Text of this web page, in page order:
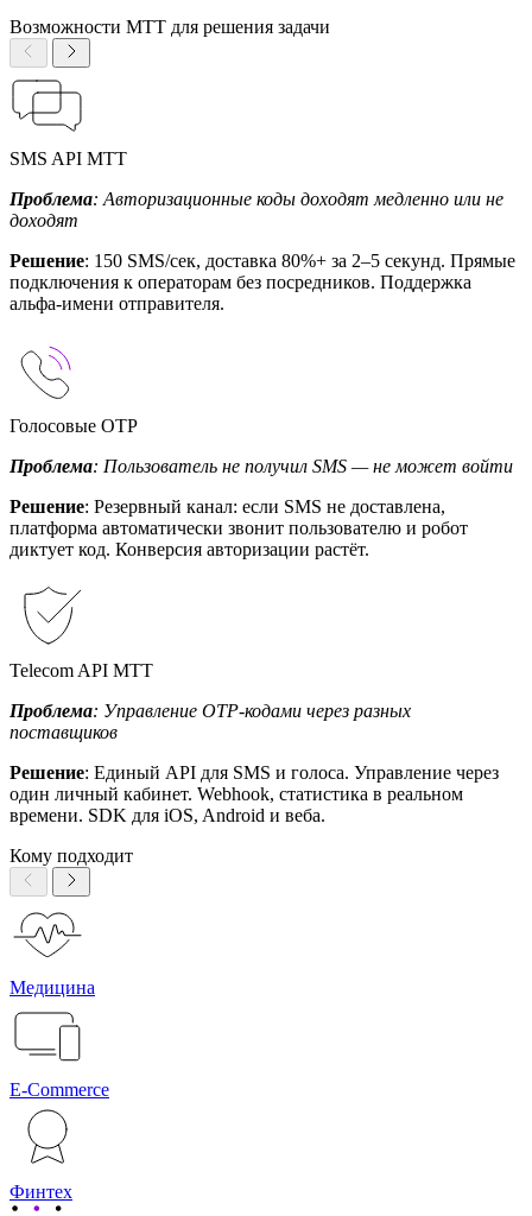
Возможности МТТ для решения задачи
SMS API МТТ
Проблема: Авторизационные коды доходят медленно или не
доходят
Решение: 150 SMS/сек, доставка 80%+ за 2–5 секунд. Прямые
подключения к операторам без посредников. Поддержка
альфа-имени отправителя.
Голосовые OTP
Проблема: Пользователь не получил SMS — не может войти
Решение: Резервный канал: если SMS не доставлена,
платформа автоматически звонит пользователю и робот
диктует код. Конверсия авторизации растёт.
Telecom API МТТ
Проблема: Управление OTP-кодами через разных
поставщиков
Решение: Единый API для SMS и голоса. Управление через
один личный кабинет. Webhook, статистика в реальном
времени. SDK для iOS, Android и веба.
Кому подходит
Медицина
E-Commerce
Финтех